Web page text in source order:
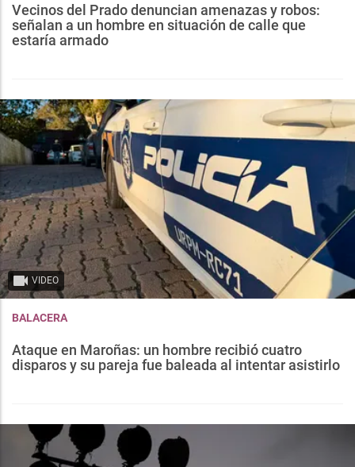
Vecinos del Prado denuncian amenazas y robos:
señalan a un hombre en situación de calle que
estaría armado
VIDEO
BALACERA
Ataque en Maroñas: un hombre recibió cuatro
disparos y su pareja fue baleada al intentar asistirlo